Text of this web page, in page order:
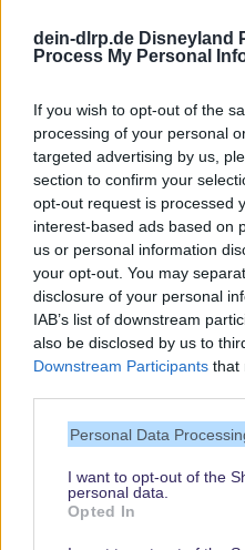
dein-dlrp.de Disneyland
Process My Personal
If you wish to opt-out of the
processing of your personal
targeted advertising by us,
section to confirm your
opt-out request is processed
interest-based ads based on
us or personal information
your opt-out. You may
disclosure of your personal
IAB’s list of downstream
also be disclosed by us to
Downstream Participants that
Personal Data
I want to opt-out of the
personal data.
Opted In
Spannende Lesetipps
Gratis und jederzeit kündbar